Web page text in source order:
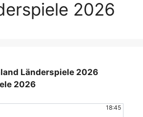
2026
Länderspiele 2026
2026
18:45